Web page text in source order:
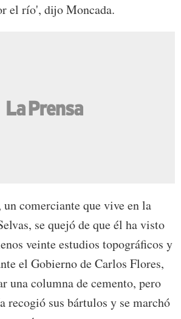
el río', dijo Moncada.
comerciante que vive en la
se quejó de que él ha visto
veinte estudios topográficos y
el Gobierno de Carlos Flores,
una columna de cemento, pero
recogió sus bártulos y se marchó